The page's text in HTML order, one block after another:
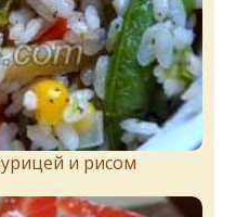
и рисом